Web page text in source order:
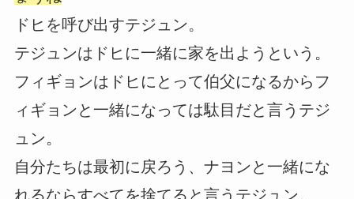
ドヒを呼び出すテジュン。
テジュンはドヒに一緒に家を出ようという。
フィギョンはドヒにとって伯父になるからフ
ィギョンと一緒になっては駄目だと言うテジ
ュン。
自分たちは最初に戻ろう、ナヨンと一緒にな
れるならすべてを捨てると言うテジュン。